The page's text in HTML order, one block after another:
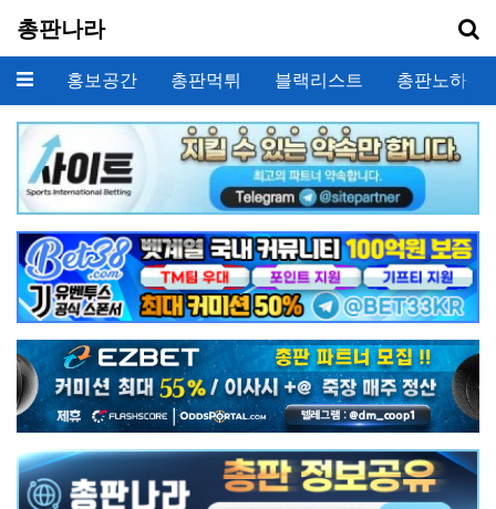
총판나라
메뉴 홍보공간 총판먹튀 블랙리스트 총판노하우